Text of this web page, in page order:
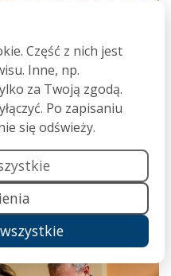
Część z nich jest
Inne, np.
za Twoją zgodą.
Po zapisaniu
się odświeży.